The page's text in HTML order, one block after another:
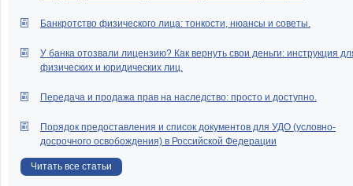
Банкротство физического лица: тонкости, нюансы и советы.
У банка отозвали лицензию? Как вернуть свои деньги: инструкция
физических и юридических лиц.
Передача и продажа прав на наследство: просто и доступно.
Порядок предоставления и список документов для УДО (условно-
досрочного освобождения) в Российской Федерации
Читать все статьи